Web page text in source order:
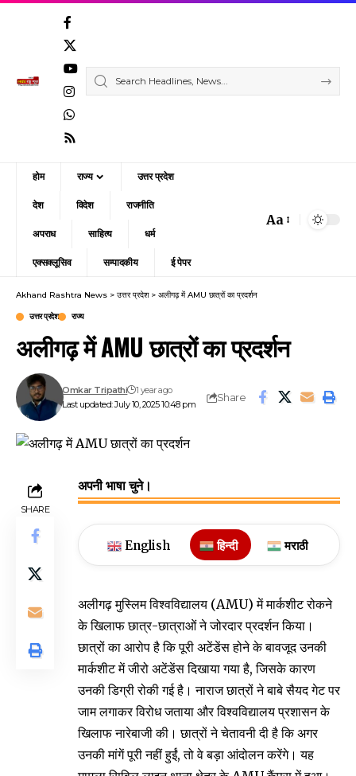
होम राज्य उत्तर प्रदेश
देश विदेश राजनीति
अपराध साहित्य धर्म
एक्सक्लूसिव सम्पादकीय ई पेपर
Font
Aa
Akhand Rashtra News > उत्तर प्रदेश> अलीगढ़ में AMU छात्रों का प्रदर्शन
उत्तर प्रदेश राज्य
अलीगढ़ में AMU छात्रों का प्रदर्शन
Last updated: July 10, 2025 10:48 pm
Omkar Tripathi 1 year ago
Share
SHARE
अपनी भाषा चुने।
English हिन्दी मराठी
अलीगढ़ मुस्लिम विश्वविद्यालय (AMU) में मार्कशीट रोकने
के खिलाफ छात्र-छात्राओं ने जोरदार प्रदर्शन किया।
छात्रों का आरोप है कि पूरी अटेंडेंस होने के बावजूद उनकी
मार्कशीट में जीरो अटेंडेंस दिखाया गया है, जिसके कारण
उनकी डिग्री रोकी गई है। नाराज छात्रों ने बाबे सैयद गेट पर
जाम लगाकर विरोध जताया और विश्वविद्यालय प्रशासन के
खिलाफ नारेबाजी की। छात्रों ने चेतावनी दी है कि अगर
उनकी मांगें पूरी नहीं हुईं, तो वे बड़ा आंदोलन करेंगे। यह